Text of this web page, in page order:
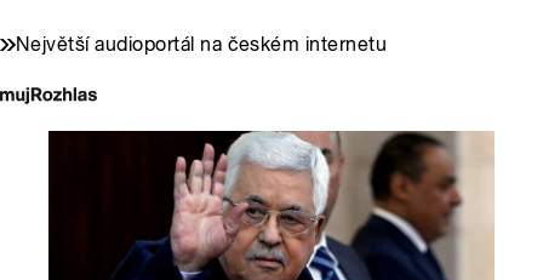
Největší audioportál na českém internetu